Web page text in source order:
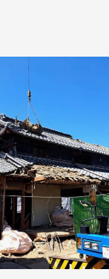
安全帯をしています